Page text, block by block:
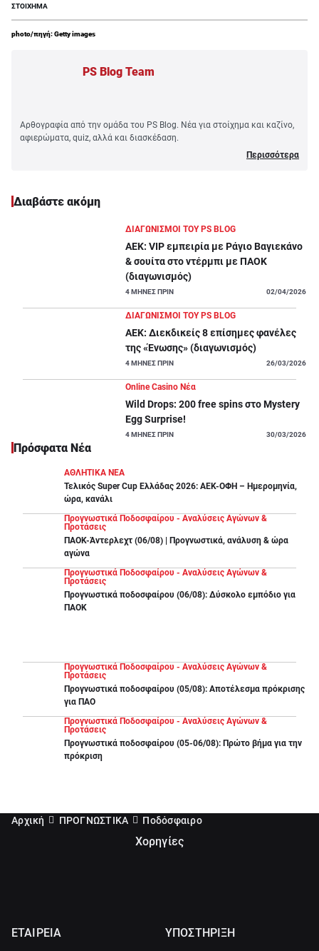
ΣΤΟΙΧΗΜΑ
photo/πηγή: Getty images
PS Blog Team
Αρθογραφία από την ομάδα του PS Blog. Νέα για στοίχημα και καζίνο,
αφιερώματα, quiz, αλλά και διασκέδαση.
Περισσότερα
Διαβάστε ακόμη
ΔΙΑΓΩΝΙΣΜΟΙ ΤΟΥ PS BLOG
ΑΕΚ: VIP εμπειρία με Ράγιο Βαγιεκάνο
& σουίτα στο ντέρμπι με ΠΑΟΚ
(διαγωνισμός)
4ΜΗΝΕΣ ΠΡΙΝ 02/04/2026
ΔΙΑΓΩΝΙΣΜΟΙ ΤΟΥ PS BLOG
ΑΕΚ: Διεκδικείς 8 επίσημες φανέλες
της «Ένωσης» (διαγωνισμός)
4ΜΗΝΕΣ ΠΡΙΝ 26/03/2026
Online Casino Νέα
Wild Drops: 200 free spins στο Mystery
Egg Surprise!
4ΜΗΝΕΣ ΠΡΙΝ 30/03/2026
Πρόσφατα Νέα
ΑΘΛΗΤΙΚΑ ΝΕΑ
Τελικός Super Cup Ελλάδας 2026: ΑΕΚ-ΟΦΗ – Ημερομηνία,
ώρα, κανάλι
Προγνωστικά Ποδοσφαίρου - Αναλύσεις Αγώνων &
Προτάσεις
ΠΑΟΚ-Άντερλεχτ (06/08) | Προγνωστικά, ανάλυση & ώρα
αγώνα
Προγνωστικά Ποδοσφαίρου - Αναλύσεις Αγώνων &
Προτάσεις
Προγνωστικά ποδοσφαίρου (06/08): Δύσκολο εμπόδιο για
ΠΑΟΚ
Προγνωστικά Ποδοσφαίρου - Αναλύσεις Αγώνων &
Προτάσεις
Προγνωστικά ποδοσφαίρου (05/08): Αποτέλεσμα πρόκρισης
για ΠΑΟ
Προγνωστικά Ποδοσφαίρου - Αναλύσεις Αγώνων &
Προτάσεις
Προγνωστικά ποδοσφαίρου (05-06/08): Πρώτο βήμα για την
πρόκριση
Αρχική ΠΡΟΓΝΩΣΤΙΚΑ Ποδόσφαιρο
Χορηγίες
ΕΤΑΙΡΕΙΑ ΥΠΟΣΤΗΡΙΞΗ